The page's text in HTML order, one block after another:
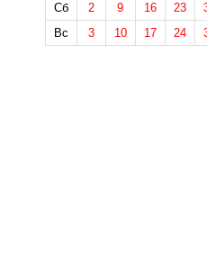
Сб
2 9 16 23
Вс
3 10 17 24